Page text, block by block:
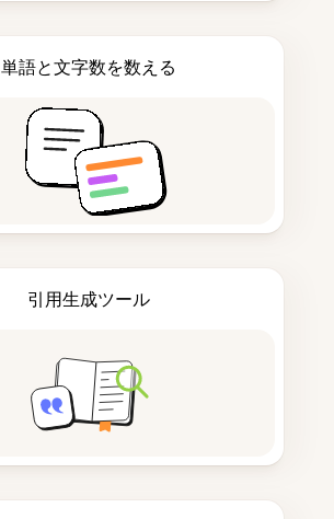
単語と文字数を数える
引用生成ツール